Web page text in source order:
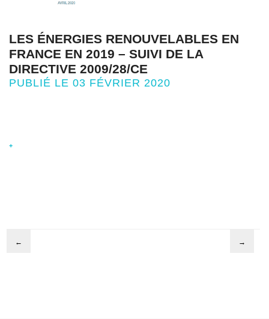
LES ÉNERGIES RENOUVELABLES EN
FRANCE EN 2019 – SUIVI DE LA
DIRECTIVE 2009/28/CE
PUBLIÉ LE 03 FÉVRIER 2020
+
← →